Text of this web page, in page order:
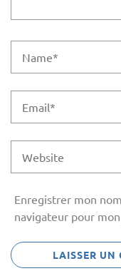
Enregistrer mon
navigateur pour